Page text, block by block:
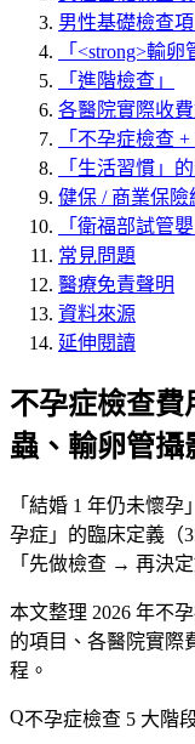
男性基礎檢查項
「<strong>輸
「進階檢查」
各醫院實際收
「不孕症檢查
「生活習慣」
健保 / 商業保險
「衛福部試管
常見問題
醫療免責聲明
資料來源
延伸閱讀
不孕症檢查費
蟲、輸卵管攝
「結婚 1 年仍未懷
孕症」的臨床定義（
「先做檢查 → 再決
本文整理 2026 年不
的項目、各醫院實際
程。
不孕症檢查 5 大階